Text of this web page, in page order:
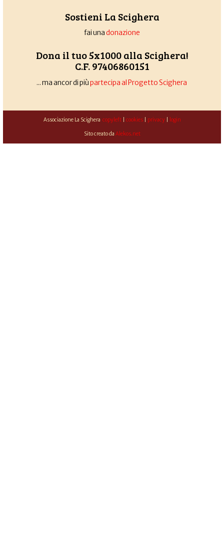
Sostieni La Scighera
fai unadonazione
Dona il tuo 5x1000 alla Scighera!
C.F. 97406860151
... ma ancor di piùpartecipa al Progetto Scighera
Associazione La Scighera copyleft| cookies| privacy| login
Sito creato da Alekos.net